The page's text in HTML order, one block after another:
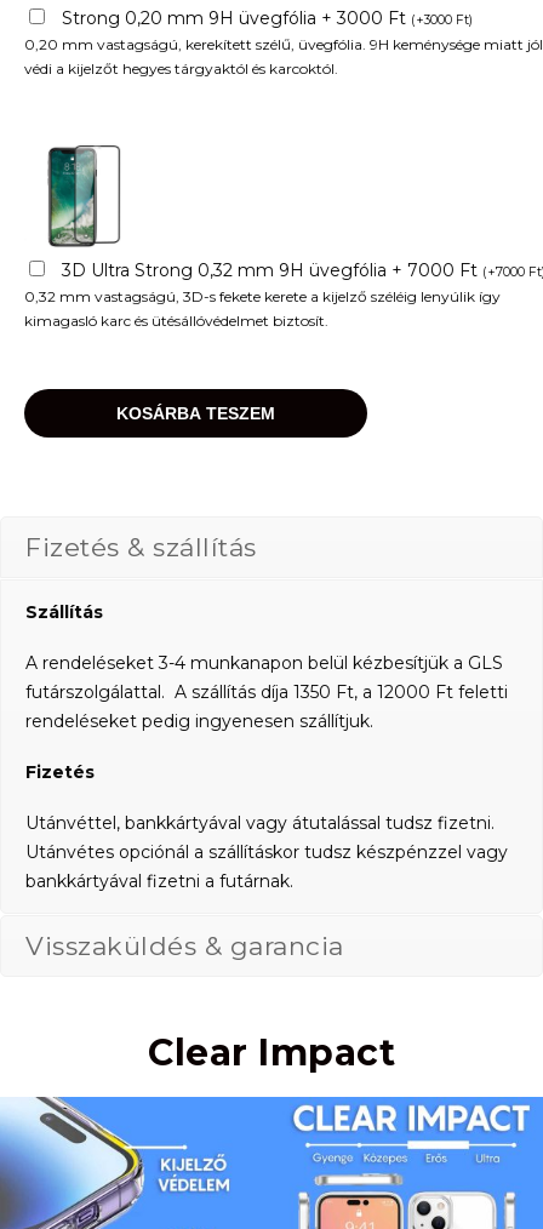
Strong 0,20 mm 9H üvegfólia + 3000 Ft (+3000 Ft)
0,20 mm vastagságú, kerekített szélű, üvegfólia. 9H keménysége miatt jól
védi a kijelzőt hegyes tárgyaktól és karcoktól.
3D Ultra Strong 0,32 mm 9H üvegfólia + 7000 Ft (+7000 Ft
0,32 mm vastagságú, 3D-s fekete kerete a kijelző széléig lenyúlik így
kimagasló karc és ütésállóvédelmet biztosít.
KOSÁRBA TESZEM
Fizetés & szállítás
Szállítás
A rendeléseket 3-4 munkanapon belül kézbesítjük a GLS
futárszolgálattal. A szállítás díja 1350 Ft, a 12000 Ft feletti
rendeléseket pedig ingyenesen szállítjuk.
Fizetés
Utánvéttel, bankkártyával vagy átutalással tudsz fizetni.
Utánvétes opciónál a szállításkor tudsz készpénzzel vagy
bankkártyával fizetni a futárnak.
Visszaküldés & garancia
Clear Impact